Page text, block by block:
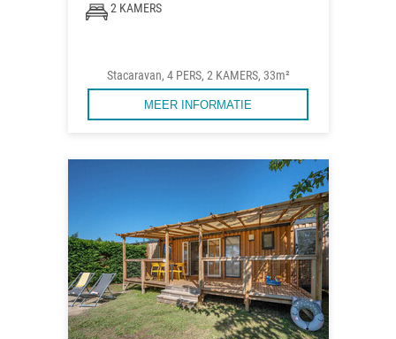
2 KAMERS
Stacaravan, 4 PERS, 2 KAMERS, 33m²
MEER INFORMATIE